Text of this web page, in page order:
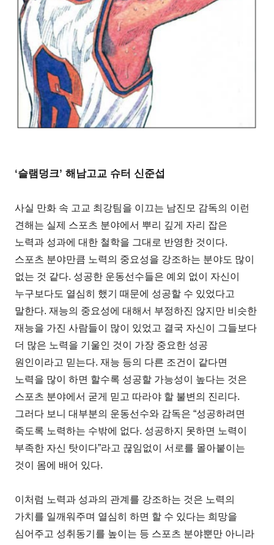
‘슬램덩크’ 해남고교 슈터 신준섭
사실 만화 속 고교 최강팀을 이끄는 남진모 감독의 이런
견해는 실제 스포츠 분야에서 뿌리 깊게 자리 잡은
노력과 성과에 대한 철학을 그대로 반영한 것이다.
스포츠 분야만큼 노력의 중요성을 강조하는 분야도 많이
없는 것 같다. 성공한 운동선수들은 예외 없이 자신이
누구보다도 열심히 했기 때문에 성공할 수 있었다고
말한다. 재능의 중요성에 대해서 부정하진 않지만 비슷한
재능을 가진 사람들이 많이 있었고 결국 자신이 그들보다
더 많은 노력을 기울인 것이 가장 중요한 성공
원인이라고 믿는다. 재능 등의 다른 조건이 같다면
노력을 많이 하면 할수록 성공할 가능성이 높다는 것은
스포츠 분야에서 굳게 믿고 따라야 할 불변의 진리다.
그러다 보니 대부분의 운동선수와 감독은 “성공하려면
죽도록 노력하는 수밖에 없다. 성공하지 못하면 노력이
부족한 자신 탓이다”라고 끊임없이 서로를 몰아붙이는
것이 몸에 배어 있다.
이처럼 노력과 성과의 관계를 강조하는 것은 노력의
가치를 일깨워주며 열심히 하면 할 수 있다는 희망을
심어주고 성취동기를 높이는 등 스포츠 분야뿐만 아니라